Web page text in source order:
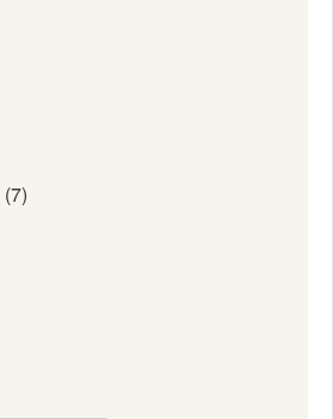
(7)